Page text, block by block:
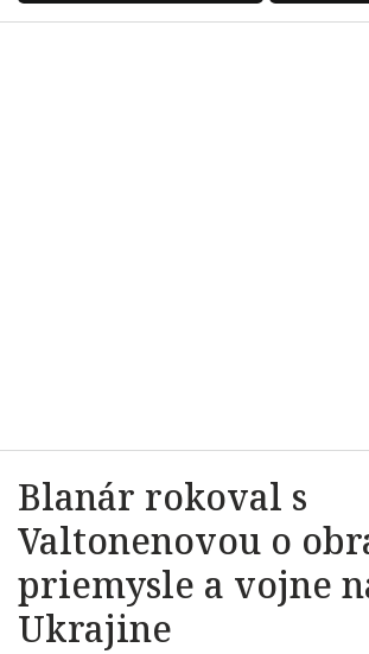
Blanár rokoval s
Valtonenovou o
priemysle a vojne
Ukrajine